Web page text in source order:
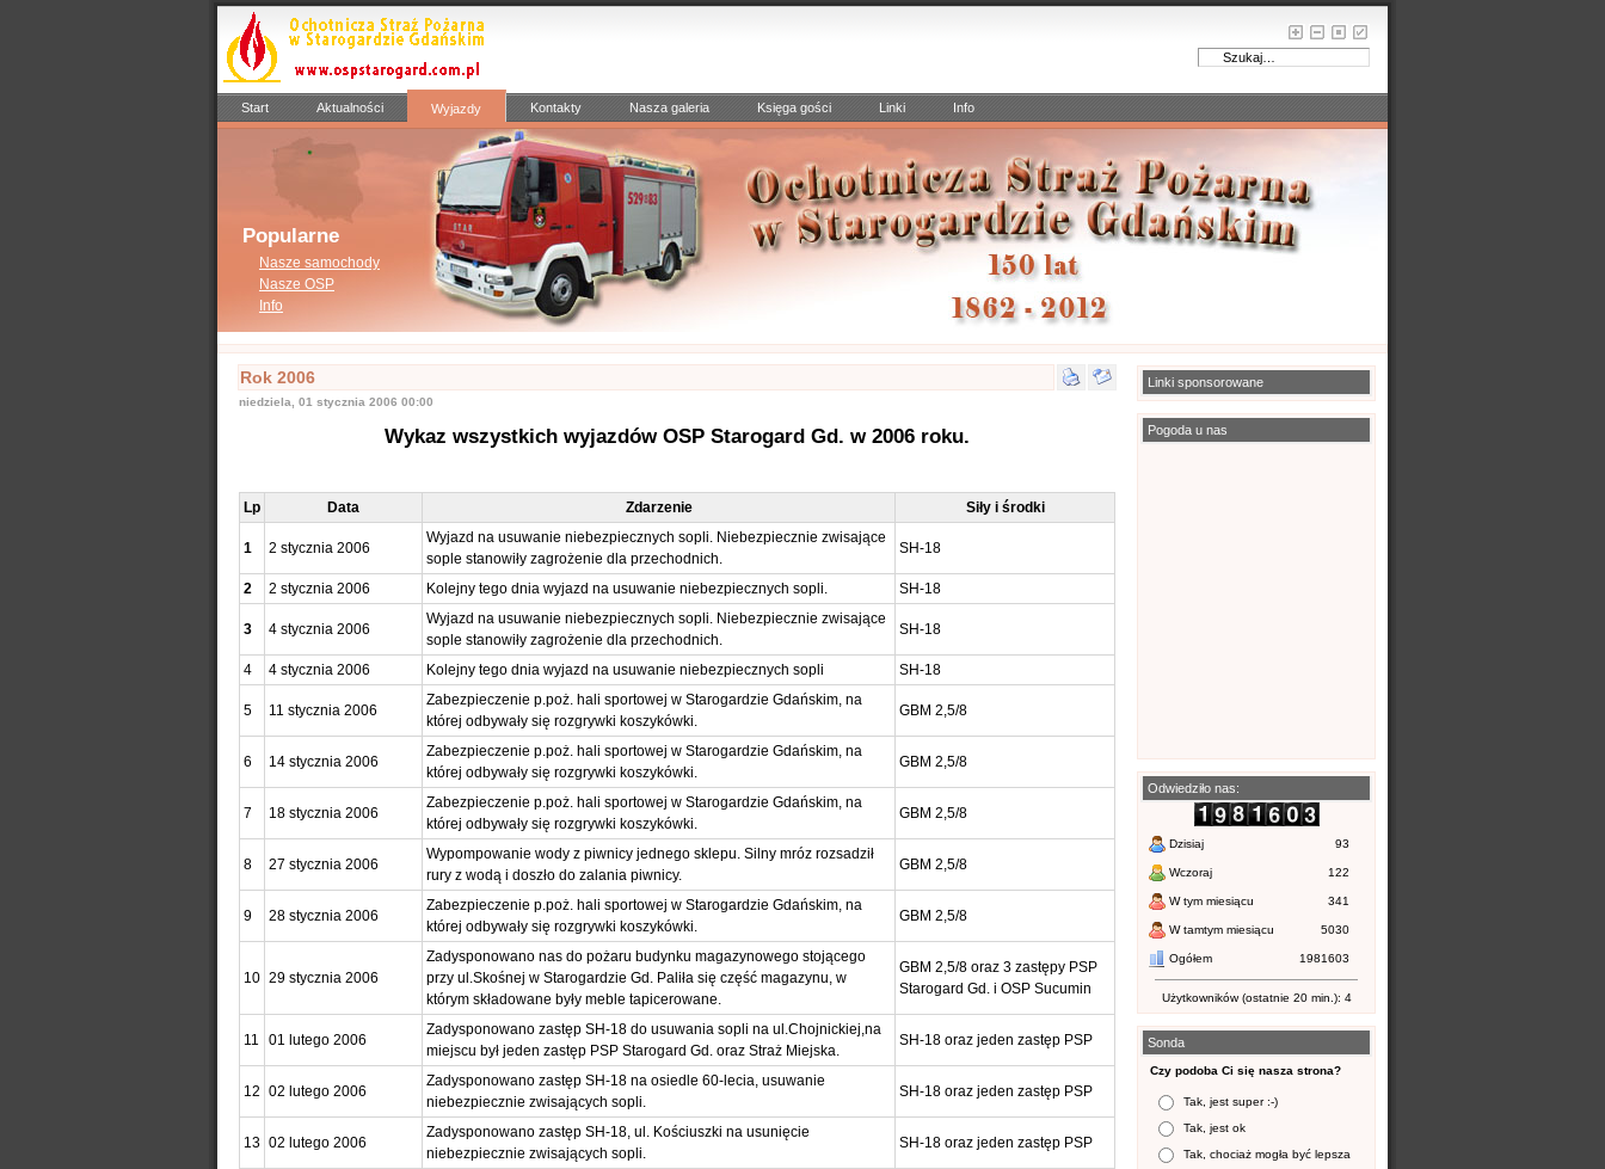
Start Aktualności Wyjazdy Kontakty Nasza galeria Księga gości Linki Info
Popularne
Nasze samochody
Nasze OSP
Info
Rok 2006
niedziela, 01 stycznia 2006 00:00
Wykaz wszystkich wyjazdów OSP Starogard Gd. w 2006 roku.
Lp Data Zdarzenie Siły i środki
1 2 stycznia 2006
Wyjazd na usuwanie niebezpiecznych sopli. Niebezpiecznie zwisające
sople stanowiły zagrożenie dla przechodnich.
SH-18
2 2 stycznia 2006 Kolejny tego dnia wyjazd na usuwanie niebezpiecznych sopli. SH-18
3 4 stycznia 2006
Wyjazd na usuwanie niebezpiecznych sopli. Niebezpiecznie zwisające
sople stanowiły zagrożenie dla przechodnich.
SH-18
4 4 stycznia 2006 Kolejny tego dnia wyjazd na usuwanie niebezpiecznych sopli SH-18
5 11 stycznia 2006
Zabezpieczenie p.poż. hali sportowej w Starogardzie Gdańskim, na
której odbywały się rozgrywki koszykówki.
GBM 2,5/8
6 14 stycznia 2006
Zabezpieczenie p.poż. hali sportowej w Starogardzie Gdańskim, na
której odbywały się rozgrywki koszykówki.
GBM 2,5/8
7 18 stycznia 2006
Zabezpieczenie p.poż. hali sportowej w Starogardzie Gdańskim, na
której odbywały się rozgrywki koszykówki.
GBM 2,5/8
8 27 stycznia 2006
Wypompowanie wody z piwnicy jednego sklepu. Silny mróz rozsadził
rury z wodą i doszło do zalania piwnicy.
GBM 2,5/8
9 28 stycznia 2006
Zabezpieczenie p.poż. hali sportowej w Starogardzie Gdańskim, na
której odbywały się rozgrywki koszykówki.
GBM 2,5/8
10 29 stycznia 2006
Zadysponowano nas do pożaru budynku magazynowego stojącego
przy ul.Skośnej w Starogardzie Gd. Paliła się część magazynu, w
którym składowane były meble tapicerowane.
GBM 2,5/8 oraz 3 zastępy PSP
Starogard Gd. i OSP Sucumin
11 01 lutego 2006
Zadysponowano zastęp SH-18 do usuwania sopli na ul.Chojnickiej,na
miejscu był jeden zastęp PSP Starogard Gd. oraz Straż Miejska.
SH-18 oraz jeden zastęp PSP
12 02 lutego 2006
Zadysponowano zastęp SH-18 na osiedle 60-lecia, usuwanie
niebezpiecznie zwisających sopli.
SH-18 oraz jeden zastęp PSP
13 02 lutego 2006
Zadysponowano zastęp SH-18, ul. Kościuszki na usunięcie
niebezpiecznie zwisających sopli.
SH-18 oraz jeden zastęp PSP
Linki sponsorowane
Pogoda u nas
Odwiedziło nas:
Dzisiaj 93
Wczoraj 122
W tym miesiącu 341
W tamtym miesiącu 5030
Ogółem 1981603
Użytkowników (ostatnie 20 min.): 4
Sonda
Czy podoba Ci się nasza strona?
Tak, jest super :-)
Tak, jest ok
Tak, chociaż mogła być lepsza